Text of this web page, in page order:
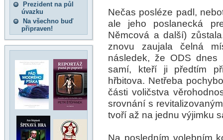
Prezident na půl
úvazku
Na všechno buď
připraven!
Nečas posléze padl,
ale jeho poslanecká
Němcová a další)
znovu zaujala čelná
následek, že ODS dnes
samí, kteří ji předtím
hřbitova. Netřeba
části voličstva
srovnání s
tvoří až na jednu výjimku
Na posledním volebním